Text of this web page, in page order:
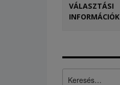
VÁLASZTÁSI
INFORMÁCIÓK